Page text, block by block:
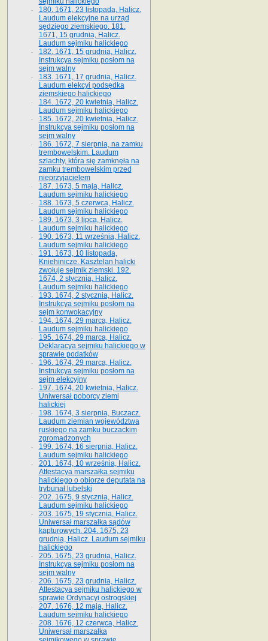
180. 1671, 23 listopada, Halicz.
Laudum elekcyjne na urząd
sędziego ziemskiego. 181.
1671, 15 grudnia, Halicz.
Laudum sejmiku halickiego
182. 1671, 15 grudnia, Halicz.
Instrukcya sejmiku posłom na
sejm walny
183. 1671, 17 grudnia, Halicz.
Laudum elekcyi podsędka
ziemskiego halickiego
184. 1672, 20 kwietnia, Halicz.
Laudum sejmiku halickiego
185. 1672, 20 kwietnia, Halicz.
Instrukcya sejmiku posłom na
sejm walny
186. 1672, 7 sierpnia, na zamku
trembowelskim. Laudum
szlachty, która się zamknęła na
zamku trembowelskim przed
nieprzyjacielem
187. 1673, 5 maja, Halicz.
Laudum sejmiku halickiego
188. 1673, 5 czerwca, Halicz.
Laudum sejmiku halickiego
189. 1673, 3 lipca, Halicz.
Laudum sejmiku halickiego
190. 1673, 11 września, Halicz.
Laudum sejmiku halickiego
191. 1673, 10 listopada,
Kniehinicze. Kasztelan halicki
zwołuje sejmik ziemski. 192.
1674, 2 stycznia, Halicz.
Laudum sejmiku halickiego
193. 1674, 2 stycznia, Halicz.
Instrukcya sejmiku posłom na
sejm konwokacyjny
194. 1674, 29 marca, Halicz.
Laudum sejmiku halickiego
195. 1674, 29 marca, Halicz.
Deklaracya sejmiku halickiego w
sprawie podatków
196. 1674, 29 marca, Halicz.
Instrukcya sejmiku posłom na
sejm elekcyjny
197. 1674, 20 kwietnia, Halicz.
Uniwersał poborcy ziemi
halickiej
198. 1674, 3 sierpnia, Buczacz.
Laudum ziemian województwa
ruskiego na zamku buczackim
zgromadzonych
199. 1674, 16 sierpnia, Halicz.
Laudum sejmiku halickiego
201. 1674, 10 września, Halicz.
Attestacya marszałka sejmiku
halickiego o obiorze deputata na
trybunał lubelski
202. 1675, 9 stycznia, Halicz.
Laudum sejmiku halickiego
203. 1675, 19 stycznia, Halicz.
Uniwersał marszałka sądów
kapturowych. 204. 1675, 23
grudnia, Halicz. Laudum sejmiku
halickiego
205. 1675, 23 grudnia, Halicz.
Instrukcya sejmiku posłom na
sejm walny
206. 1675, 23 grudnia, Halicz.
Attestacya sejmiku halickiego w
sprawie Ordynacyi ostrogskiej
207. 1676, 12 maja, Halicz.
Laudum sejmiku halickiego
208. 1676, 12 czerwca, Halicz.
Uniwersał marszałka